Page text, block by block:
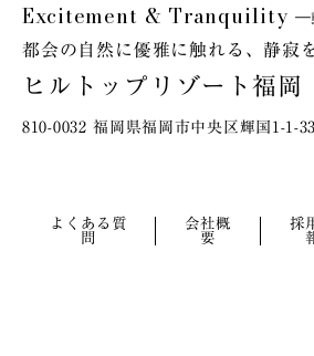
Excitement & Tranquility ―
都会の自然に優雅に触れる、 静寂
ヒルトップリゾート福岡
810-0032 福岡県福岡市中央区輝国1-1-33
よくある質
問
会社概
要
採